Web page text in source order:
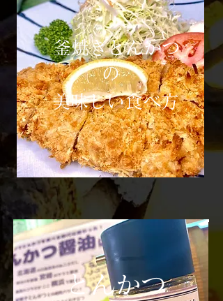
釜焼きとんかつ
​ の​
美味しい食べ方
​とんかつ